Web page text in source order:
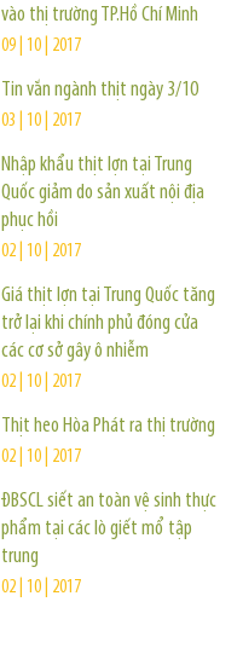
vào thị trường TP.Hồ Chí Minh
09 | 10 | 2017
Tin vắn ngành thịt ngày 3/10
03 | 10 | 2017
Nhập khẩu thịt lợn tại Trung
Quốc giảm do sản xuất nội địa
phục hồi
02 | 10 | 2017
Giá thịt lợn tại Trung Quốc tăng
trở lại khi chính phủ đóng cửa
các cơ sở gây ô nhiễm
02 | 10 | 2017
Thịt heo Hòa Phát ra thị trường
02 | 10 | 2017
ĐBSCL siết an toàn vệ sinh thực
phẩm tại các lò giết mổ tập
trung
02 | 10 | 2017